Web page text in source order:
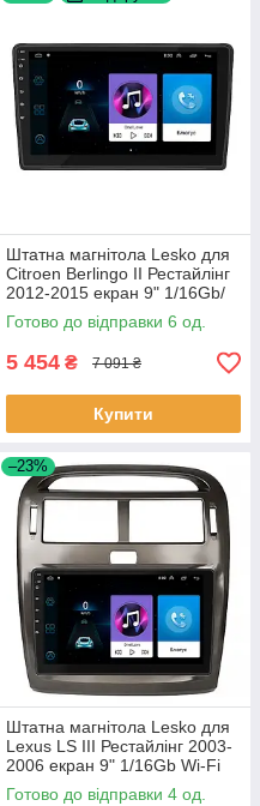
Штатна магнітола Lesko для
Citroen Berlingo II Рестайлінг
2012-2015 екран 9" 1/16Gb/
Wi-Fi GPS Optima 6шт
Готово до відправки 6 од.
5 454 ₴ 7 091 ₴
Купити
–23%
Штатна магнітола Lesko для
Lexus LS III Рестайлінг 2003-
2006 екран 9" 1/16Gb Wi-Fi
GPS Base 4 шт.
Готово до відправки 4 од.